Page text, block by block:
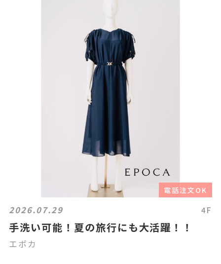
電話注文OK
2026.07.29 4F
手洗い可能！夏の旅行にも大活躍！！
エポカ